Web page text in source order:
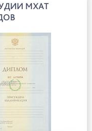
МХАТ